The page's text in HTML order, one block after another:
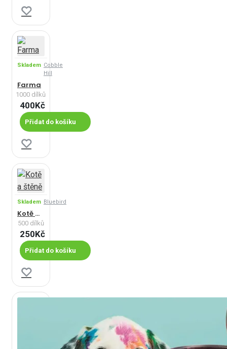
Skladem Cobble
Hill
Farma
1000 dílků
400Kč
Přidat do košíku
Skladem Bluebird
Kotě a štěně
500 dílků
250Kč
Přidat do košíku